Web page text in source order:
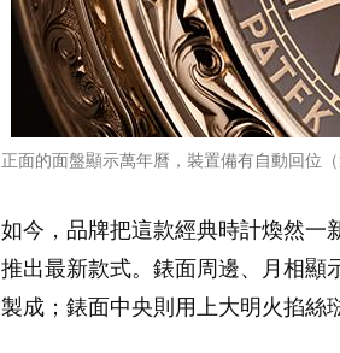
正面的面盤顯示萬年曆，裝置備有自動回位
如今，品牌把這款經典時計煥然一
推出最新款式。錶面周邊、月相顯
製成；錶面中央則用上大明火掐絲